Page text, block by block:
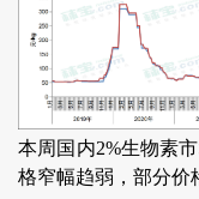
本周国内2%生物素
格窄幅趋弱，部分价